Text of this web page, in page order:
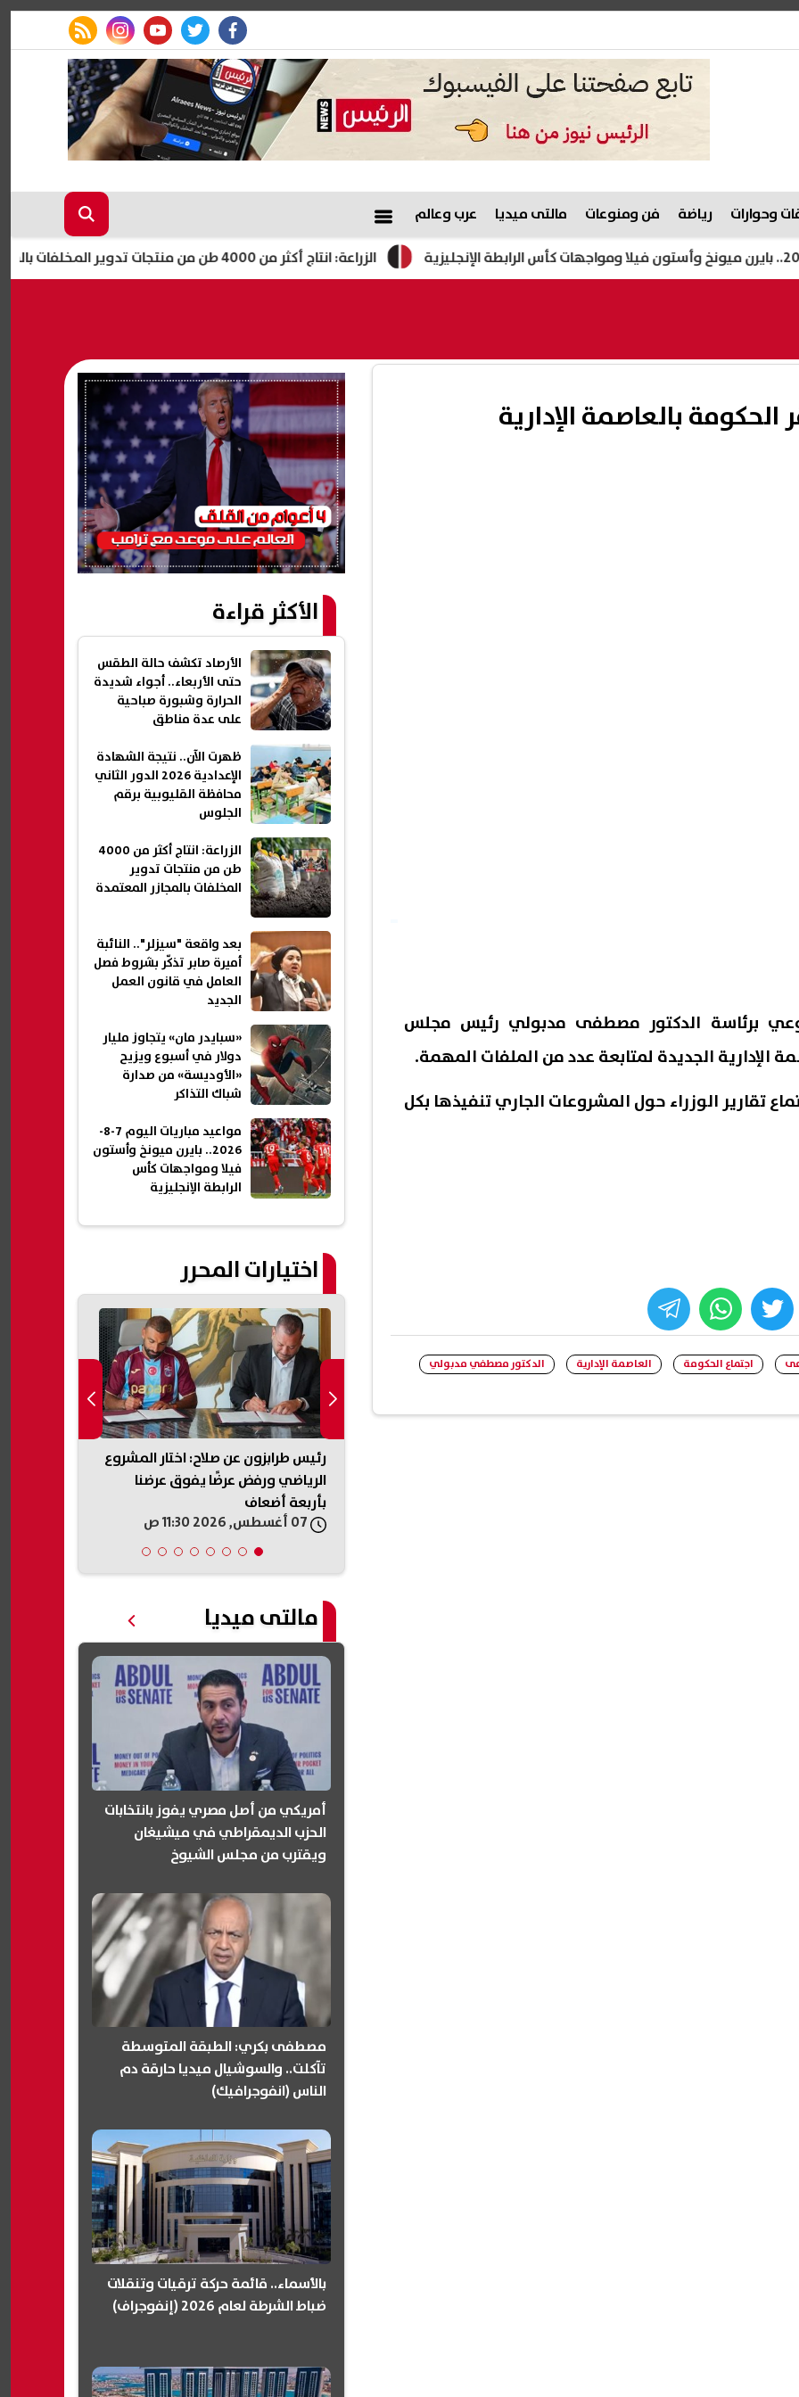
facebook
twitter
youtube
instagram
rss feed
وحوارات رياضة فن ومنوعات مالتى ميديا عرب وعالم
الزراعة: انتاج أكثر من 4000 طن من منتجات تدوير المخلفات بالمجازر المعتمدة
بالعاصمة الإدارية
برئاسة الدكتور مصطفى مدبولي رئيس مجلس
الإدارية الجديدة لمتابعة عدد من الملفات المهمة.
تقارير الوزراء حول المشروعات الجاري تنفيذها بكل
twitter
whats
اجتماع الحكومة العاصمة الإدارية الدكتور مصطفي مدبولي
الأكثر قراءة
الأرصاد تكشف حالة الطقس
حتى الأربعاء.. أجواء شديدة
الحرارة وشبورة صباحية
على عدة مناطق
ظهرت الآن.. نتيجة الشهادة
الإعدادية 2026 الدور الثاني
محافظة القليوبية برقم
الجلوس
الزراعة: انتاج أكثر من 4000
طن من منتجات تدوير
المخلفات بالمجازر المعتمدة
بعد واقعة "سيزلر".. النائبة
أميرة صابر تذكّر بشروط فصل
العامل في قانون العمل
الجديد
«سبايدر مان» يتجاوز مليار
دولار في أسبوع ويزيح
«الأوديسة» من صدارة
شباك التذاكر
مواعيد مباريات اليوم 7-8-
2026.. بايرن ميونخ وأستون
فيلا ومواجهات كأس
الرابطة الإنجليزية
اختيارات المحرر
رئيس طرابزون عن صلاح: اختار المشروع
الرياضي ورفض عرضًا يفوق عرضنا
بأربعة أضعاف
مالتى ميديا
أمريكي من أصل مصري يفوز بانتخابات
الحزب الديمقراطي في ميشيغان
ويقترب من مجلس الشيوخ
مصطفى بكري: الطبقة المتوسطة
تآكلت.. والسوشيال ميديا حارقة دم
الناس (انفوجرافيك)
بالأسماء.. قائمة حركة ترقيات وتنقلات
ضباط الشرطة لعام 2026 (إنفوجراف)